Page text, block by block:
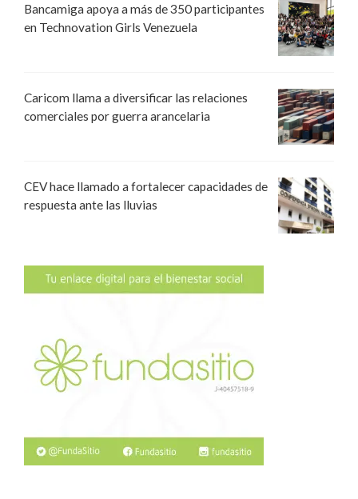
Bancamiga apoya a más de 350 participantes
en Technovation Girls Venezuela
Caricom llama a diversificar las relaciones
comerciales por guerra arancelaria
CEV hace llamado a fortalecer capacidades de
respuesta ante las lluvias